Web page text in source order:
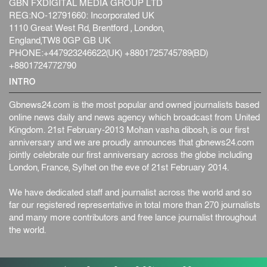
হব...
আন্তর্জাতিক
কেনিয়ায় ১৫ হাতির রহস্যজনক মৃত্যু, সন্দেহের মুখে কীটনাশকের
ব্...
GBN FXDIGITAL MEDIA GROUP LTD
REG:NO-12791660: Incorporated UK
1110 Great West Rd, Brentford , London,
England,TW8 0GP GB UK
PHONE:+447923246622(UK) +8801725745789(BD)
+8801724772790
INTRO
Gbnews24.com is the most popular and owned journalists based
online news daily and news agency which broadcast from United
Kingdom. 21st February-2013 Mohan vasha dibosh, is our first
anniversary and we are proudly announces that gbnews24.com
jointly celebrate our first anniversary across the globe including
London, France, Sylhet on the eve of 21st February 2014.
We have dedicated staff and journalist across the world and so
far our registered representative in total more than 270 journalists
and many more contributors and free lance journalist throughout
the world.